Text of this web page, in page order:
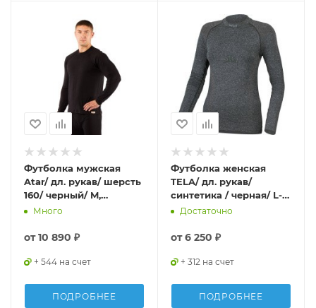
Футболка мужская
Atar/ дл. рукав/ шерсть
160/ черный/ M,
Atar9090M
Много
от10 890 ₽
+ 544 на счет
ПОДРОБНЕЕ
Футболка женская
TELA/ дл. рукав/
cинтетика / черная/ L-
XL, TELA8990LXL
Достаточно
от6 250 ₽
+ 312 на счет
ПОДРОБНЕЕ